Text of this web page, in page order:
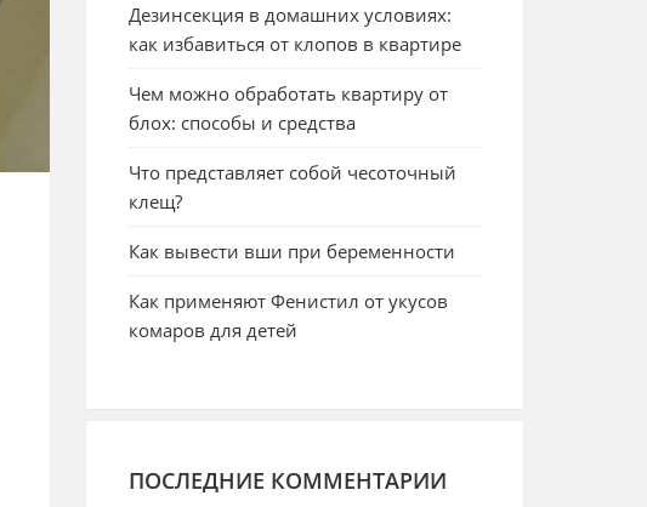
Дезинсекция в домашних условиях:
как избавиться от клопов в квартире
Чем можно обработать квартиру от
блох: способы и средства
Что представляет собой чесоточный
клещ?
Как вывести вши при беременности
Как применяют Фенистил от укусов
комаров для детей
ПОСЛЕДНИЕ КОММЕНТАРИИ